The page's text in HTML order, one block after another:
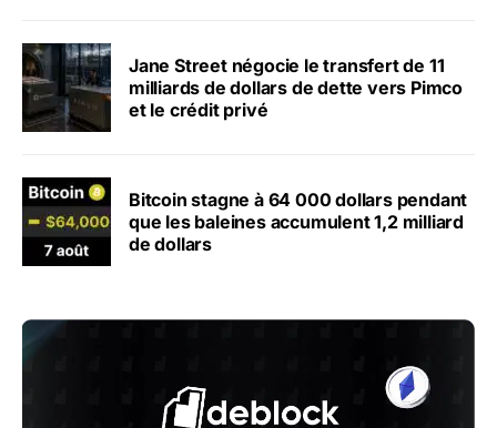
Jane Street négocie le transfert de 11
milliards de dollars de dette vers Pimco
et le crédit privé
Bitcoin stagne à 64 000 dollars pendant
que les baleines accumulent 1,2 milliard
de dollars